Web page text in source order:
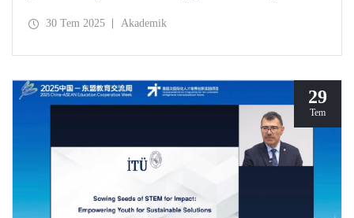
kuruldu.
30 Tem 2025 Akademik
29
Tem